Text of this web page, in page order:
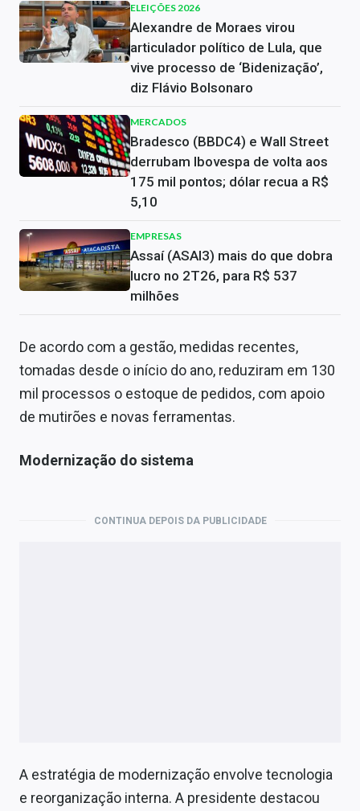
ELEIÇÕES 2026
Alexandre de Moraes virou
articulador político de Lula, que
vive processo de ‘Bidenização’,
diz Flávio Bolsonaro
MERCADOS
Bradesco (BBDC4) e Wall Street
derrubam Ibovespa de volta aos
175 mil pontos; dólar recua a R$
5,10
EMPRESAS
Assaí (ASAI3) mais do que dobra
lucro no 2T26, para R$ 537
milhões
De acordo com a gestão, medidas recentes,
tomadas desde o início do ano, reduziram em 130
mil processos o estoque de pedidos, com apoio
de mutirões e novas ferramentas.
Modernização do sistema
CONTINUA DEPOIS DA PUBLICIDADE
A estratégia de modernização envolve tecnologia
e reorganização interna. A presidente destacou